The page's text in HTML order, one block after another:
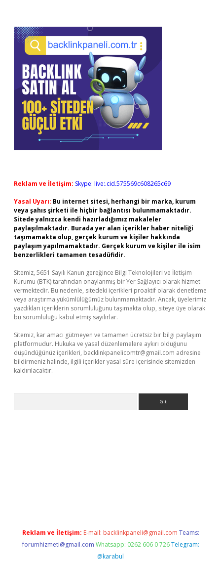
Reklam ve İletişim: Skype: live:.cid.575569c608265c69
Yasal Uyarı: Bu internet sitesi, herhangi bir marka, kurum
veya şahıs şirketi ile hiçbir bağlantısı bulunmamaktadır.
Sitede yalnızca kendi hazırladığımız makaleler
paylaşılmaktadır. Burada yer alan içerikler haber niteliği
taşımamakta olup, gerçek kurum ve kişiler hakkında
paylaşım yapılmamaktadır. Gerçek kurum ve kişiler ile isim
benzerlikleri tamamen tesadüfidir.
Sitemiz, 5651 Sayılı Kanun gereğince Bilgi Teknolojileri ve İletişim
Kurumu (BTK) tarafından onaylanmış bir Yer Sağlayıcı olarak hizmet
vermektedir. Bu nedenle, sitedeki içerikleri proaktif olarak denetleme
veya araştırma yükümlülüğümüz bulunmamaktadır. Ancak, üyelerimiz
yazdıkları içeriklerin sorumluluğunu taşımakta olup, siteye üye olarak
bu sorumluluğu kabul etmiş sayılırlar.
Sitemiz, kar amacı gütmeyen ve tamamen ücretsiz bir bilgi paylaşım
platformudur. Hukuka ve yasal düzenlemelere aykırı olduğunu
düşündüğünüz içerikleri, backlinkpanelicomtr@gmail.com adresine
bildirmeniz halinde, ilgili içerikler yasal süre içerisinde sitemizden
kaldırılacaktır.
Reklam ve İletişim: E-mail: backlinkpaneli@gmail.com Teams:
forumhizmeti@gmail.com Whatsapp: 0262 606 0 726 Telegram:
@karabul